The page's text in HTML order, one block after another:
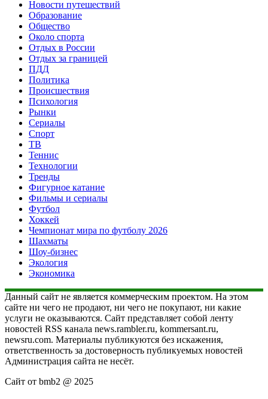
Новости путешествий
Образование
Общество
Около спорта
Отдых в России
Отдых за границей
ПДД
Политика
Происшествия
Психология
Рынки
Сериалы
Спорт
ТВ
Теннис
Технологии
Тренды
Фигурное катание
Фильмы и сериалы
Футбол
Хоккей
Чемпионат мира по футболу 2026
Шахматы
Шоу-бизнес
Экология
Экономика
Данный сайт не является коммерческим проектом. На этом
сайте ни чего не продают, ни чего не покупают, ни какие
услуги не оказываются. Сайт представляет собой ленту
новостей RSS канала news.rambler.ru, kommersant.ru,
newsru.com. Материалы публикуются без искажения,
ответственность за достоверность публикуемых новостей
Администрация сайта не несёт.
Сайт от bmb2 @ 2025